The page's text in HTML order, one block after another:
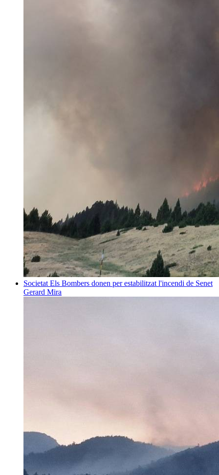
Societat Els Bombers donen per estabilitzat l'incendi de Senet
Gerard Mira